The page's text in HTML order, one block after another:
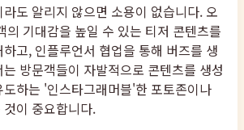
도 알리지 않으면 소용이 없습니다. 오
의 기대감을 높일 수 있는 티저 콘텐츠를
고, 인플루언서 협업을 통해 버즈를 생
방문객들이 자발적으로 콘텐츠를 생성
하는 '인스타그래머블'한 포토존이나
이 중요합니다.